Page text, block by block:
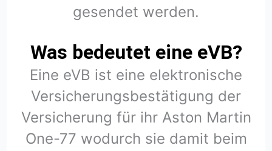
gesendet werden.
Was bedeutet eine eVB?
Eine eVB ist eine elektronische
Versicherungsbestätigung der
Versicherung für ihr Aston Martin
One-77 wodurch sie damit beim